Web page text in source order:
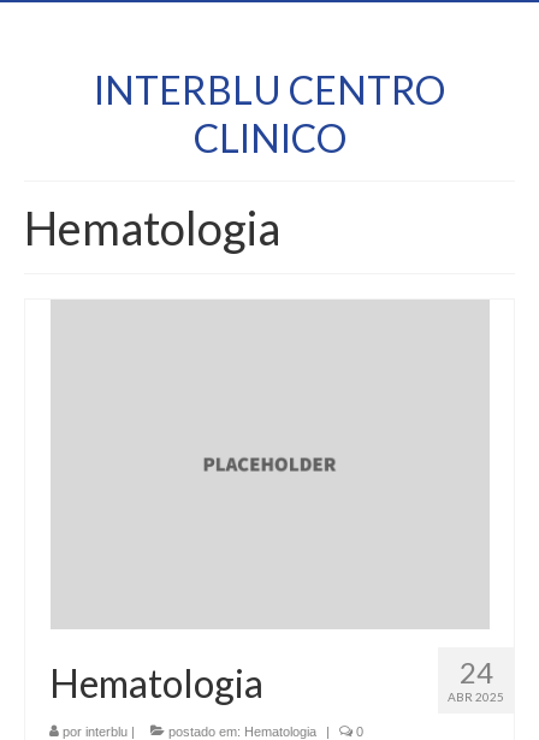
INTERBLU CENTRO
CLINICO
Hematologia
24
ABR 2025
Hematologia
por interblu | postado em: Hematologia | 0